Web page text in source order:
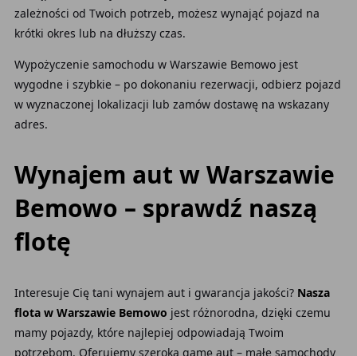
zależności od Twoich potrzeb, możesz wynająć pojazd na
krótki okres lub na dłuższy czas.
Wypożyczenie samochodu w Warszawie Bemowo jest
wygodne i szybkie – po dokonaniu rezerwacji, odbierz pojazd
w wyznaczonej lokalizacji lub zamów dostawę na wskazany
adres.
Wynajem aut w Warszawie
Bemowo – sprawdź naszą
flotę
Interesuje Cię tani wynajem aut i gwarancja jakości? Nasza
flota w Warszawie Bemowo jest różnorodna, dzięki czemu
mamy pojazdy, które najlepiej odpowiadają Twoim
potrzebom. Oferujemy szeroką gamę aut – małe samochody